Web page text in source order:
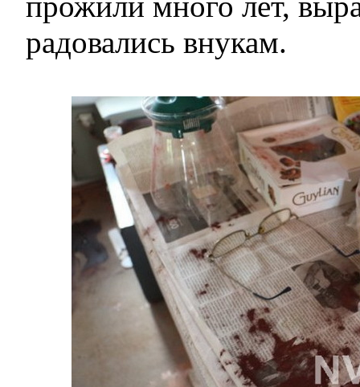
радовались внукам.